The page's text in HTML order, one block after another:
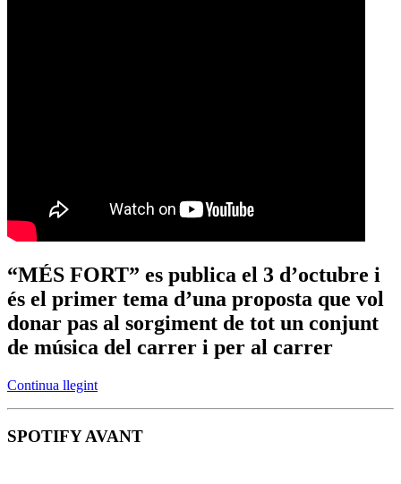
“MÉS FORT” es publica el 3 d’octubre i
és el primer tema d’una proposta que vol
donar pas al sorgiment de tot un conjunt
de música del carrer i per al carrer
Continua llegint
SPOTIFY AVANT